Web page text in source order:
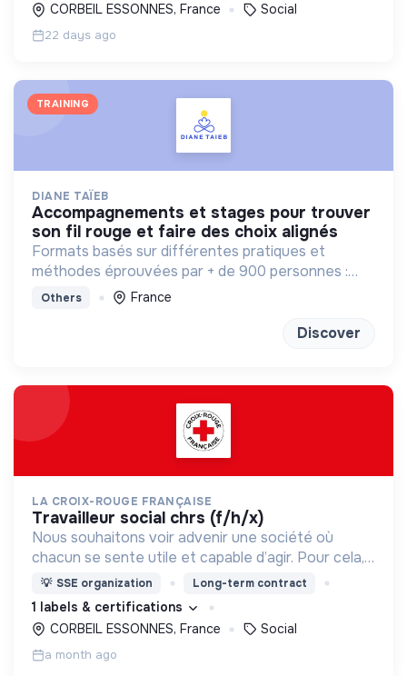
CORBEIL ESSONNES, France
Social
22 days ago
TRAINING
DIANE TAÏEB
accompagnements et stages pour trouver
son fil rouge et faire des choix alignés
Formats basés sur différentes pratiques et
méthodes éprouvées par + de 900 personnes :
bilan de competences, enneagramme et
Others France
Discover
LA CROIX-ROUGE FRANÇAISE
travailleur social chrs (f/h/x)
Nous souhaitons voir advenir une société où
chacun se sente utile et capable d’agir. Pour cela,
nous proposons des moyens et des lieux
d’engagement innovants et adaptés à tous.
💡 SSE organization Long-term contract
1 labels & certifications
CORBEIL ESSONNES, France
Social
a month ago